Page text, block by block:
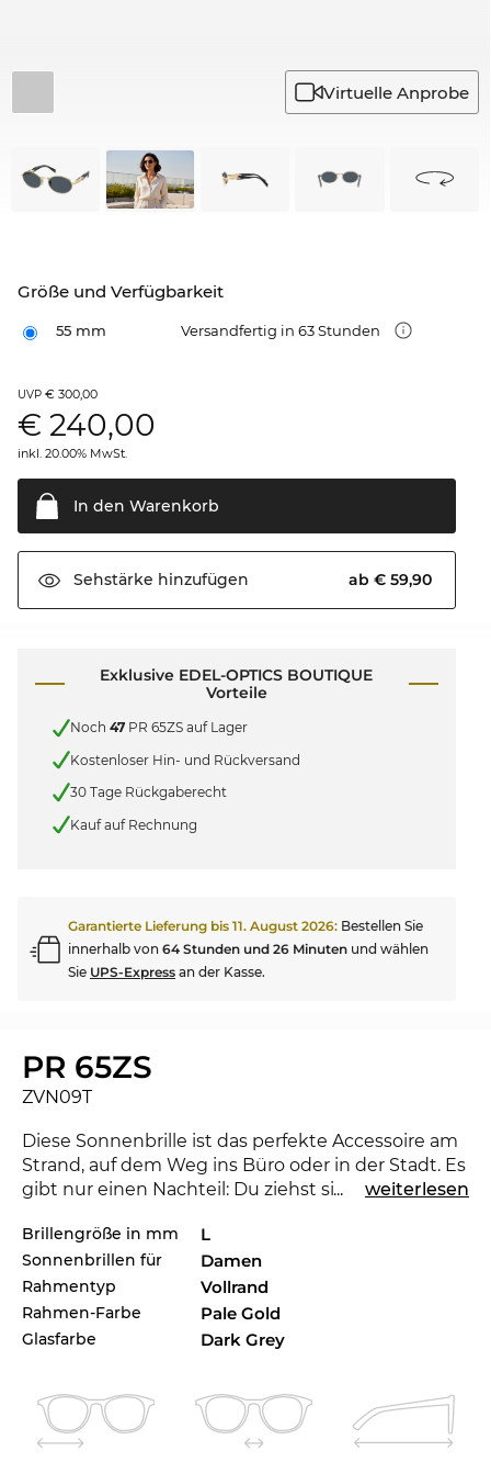
Virtuelle Anprobe
Größe und Verfügbarkeit
55 mm Versandfertig in 63 Stunden
UVP € 300,00
€ 240,00
inkl. 20.00% MwSt.
In den Warenkorb
Sehstärke hinzufügen ab € 59,90
Exklusive EDEL-OPTICS BOUTIQUE
Vorteile
Noch 47 PR 65ZS auf Lager
Kostenloser Hin- und Rückversand
30 Tage Rückgaberecht
Kauf auf Rechnung
Garantierte Lieferung bis 11. August 2026: Bestellen Sie
innerhalb von 64 Stunden und 26 Minuten und wählen
Sie UPS-Express an der Kasse.
PR 65ZS
ZVN09T
Diese Sonnenbrille ist das perfekte Accessoire am
Strand, auf dem Weg ins Büro oder in der Stadt. Es
gibt nur einen Nachteil: Du ziehst sicherlich den
der neuenPradakannst du zeigen, dass du ein
Trendsetter bist. Für die laufende Saison setzt das
renommierte Label mit der Kollektion Maßstäbe
für 2023. Die PR 65ZS ist im Edel-Optics
Onlineshop auch in weiteren Styles aus den Prada
Das Brillengestell ist speziell fürPowerfrauen
entworfen. Anmutiges Design und
... weiterlesen
Brillengröße in mm L
Sonnenbrillen für Damen
Rahmentyp Vollrand
Rahmen-Farbe Pale Gold
Glasfarbe Dark Grey